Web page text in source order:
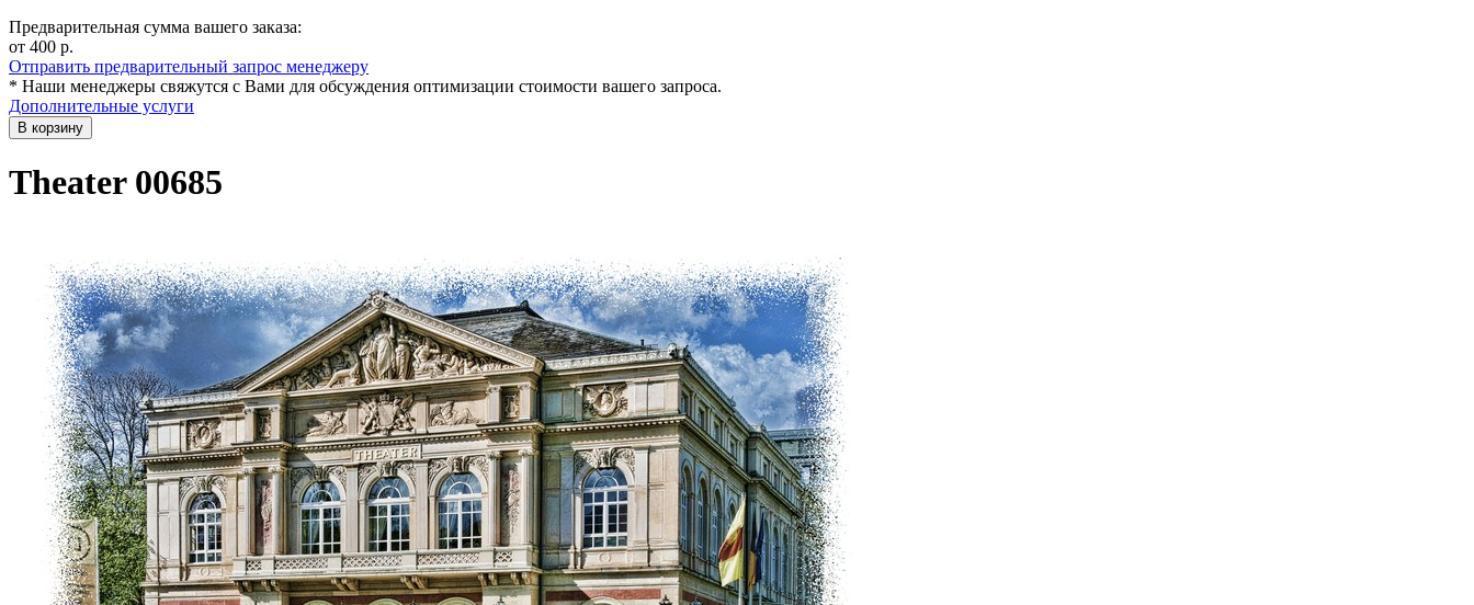
Предварительная сумма вашего заказа:
от 400 р.
Отправить предварительный запрос менеджеру
* Наши менеджеры свяжутся с Вами для обсуждения оптимизации стоимости вашего запроса.
Дополнительные услуги
В корзину
Theater 00685